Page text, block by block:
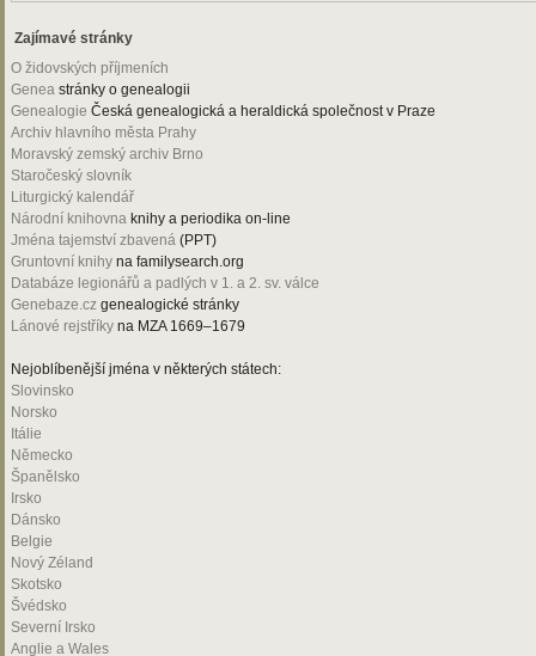
Zajímavé stránky
O židovských příjmeních
Genea stránky o genealogii
Genealogie Česká genealogická a heraldická společnost v Praze
Archiv hlavního města Prahy
Moravský zemský archiv Brno
Staročeský slovník
Liturgický kalendář
Národní knihovna knihy a periodika on-line
Jména tajemství zbavená (PPT)
Gruntovní knihy na familysearch.org
Databáze legionářů a padlých v 1. a 2. sv. válce
Genebaze.cz genealogické stránky
Lánové rejstříky na MZA 1669–1679
Nejoblíbenější jména v některých státech:
Slovinsko
Norsko
Itálie
Německo
Španělsko
Irsko
Dánsko
Belgie
Nový Zéland
Skotsko
Švédsko
Severní Irsko
Anglie a Wales